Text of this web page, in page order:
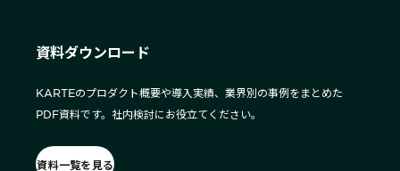
資料ダウンロード
KARTEのプロダクト概要や導入実績、業界別の事例をまとめた
PDF資料です。社内検討にお役立てください。
資料一覧を見る